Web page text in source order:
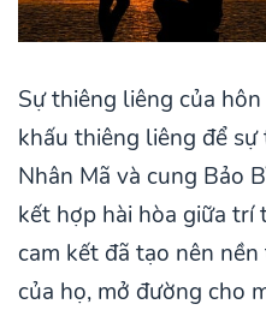
Sự thiêng liêng của
khấu thiêng liêng để
Nhân Mã và cung Bảo
kết hợp hài hòa giữa trí
cam kết đã tạo nên
của họ, mở đường cho